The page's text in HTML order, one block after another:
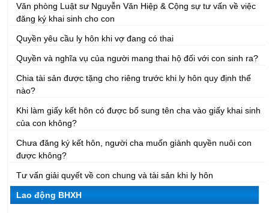
Văn phòng Luật sư Nguyễn Văn Hiệp & Cộng sự tư vấn về việc
đăng ký khai sinh cho con
Quyền yêu cầu ly hôn khi vợ đang có thai
Quyền và nghĩa vụ của người mang thai hộ đối với con sinh ra?
Chia tài sản được tặng cho riêng trước khi ly hôn quy định thế
nào?
Khi làm giấy kết hôn có được bổ sung tên cha vào giấy khai sinh
của con không?
Chưa đăng ký kết hôn, người cha muốn giành quyền nuôi con
được không?
Tư vấn giải quyết về con chung và tài sản khi ly hôn
Lao động BHXH